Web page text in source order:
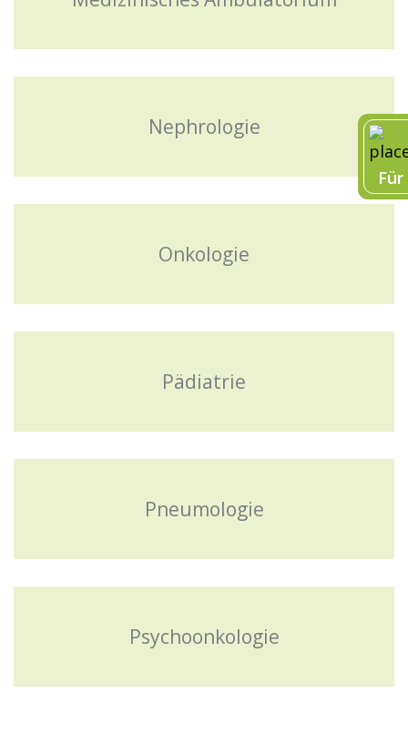
Nephrologie
Onkologie
Pädiatrie
Pneumologie
Psychoonkologie